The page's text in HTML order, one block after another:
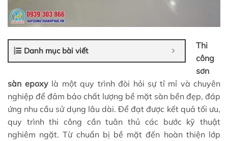
Danh mục bài viết
Thi
công
sơn
sàn epoxylà một quy trình đòi hỏi sự tỉ mỉ và chuyên
nghiệp để đảm bảo chất lượng bề mặt sàn bền đẹp, đáp
ứng nhu cầu sử dụng lâu dài. Để đạt được kết quả tối ưu,
quy trình thi công cần tuân thủ các bước kỹ thuật
nghiêm ngặt. Từ chuẩn bị bề mặt đến hoàn thiện lớp